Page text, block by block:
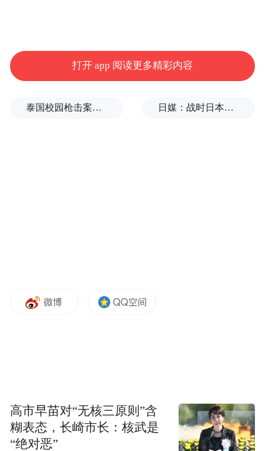
教学、教师、研训一体化管理。
化核心园辐射带动作用，持续提升保教队伍
专业水平，为打造凤岗品质学前教育、助力
打开 app 阅读更多精彩内容
泰国校园枪击案致9死，枪手父亲道歉 日媒：战时日本多所大学进行输血人体实验，向患者注射动物血
高市早苗对“无核三原则”含
糊表态，长崎市长：核武是
“绝对恶”